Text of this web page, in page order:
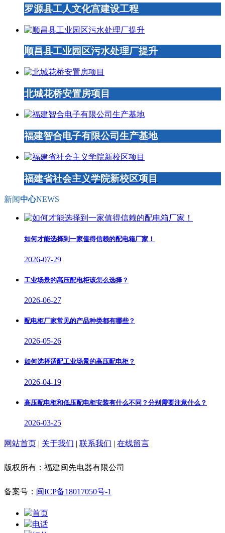
罗源县工人文化宫建设工程
顺昌县工业园区污水处理厂提升
北城花桥安置房项目
福建智合电子有限公司生产基地
福建省社会主义学院新校区项目
新闻中心NEWS
如何才能选择到一家值得信赖的配电箱厂家！
2026-07-29
工业场景的高压配电柜该怎么选择？
2026-06-27
配电柜厂家常见的产品种类都有哪些？
2026-05-26
如何选择适配工业场景的高压配电柜？
2026-04-19
高压配电柜和低压配电柜安装有什么不同？分别需要注意什么？
2026-03-25
网站首页 | 关于我们 | 联系我们 | 在线留言
版权所有：福建闽先电器有限公司
备案号： 闽ICP备18017050号-1
首页
电话